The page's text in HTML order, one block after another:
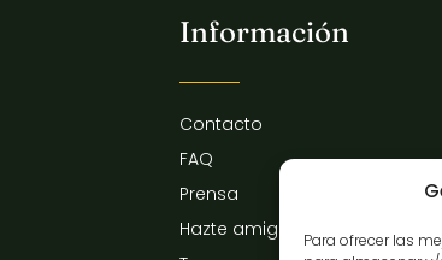
Para ofrecer las
Información
Contacto
FAQ
Prensa
Hazte amigo del museo